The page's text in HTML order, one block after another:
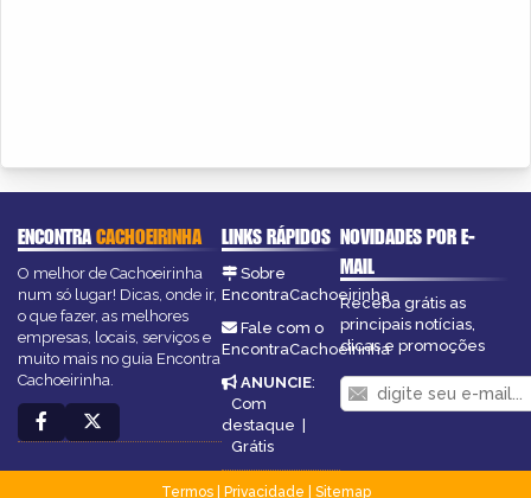
ENCONTRACACHOEIRINHA
O melhor de Cachoeirinha
num só lugar! Dicas, onde ir,
o que fazer, as melhores
empresas, locais, serviços e
muito mais no guia Encontra
Cachoeirinha.
LINKS RÁPIDOS
Sobre
EncontraCachoeirinha
Fale com o
EncontraCachoeirinha
ANUNCIE:
Com
destaque |
Grátis
NOVIDADES POR E-
MAIL
Receba grátis as
principais notícias,
dicas e promoções
Termos| Privacidade
Sitemap